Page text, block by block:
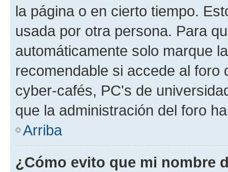
la página o en cierto tiempo.
usada por otra persona. Para
automáticamente solo marque
recomendable si accede al foro
cyber-cafés, PC's de
que la administración del foro
Arriba
¿Cómo evito que mi nombre